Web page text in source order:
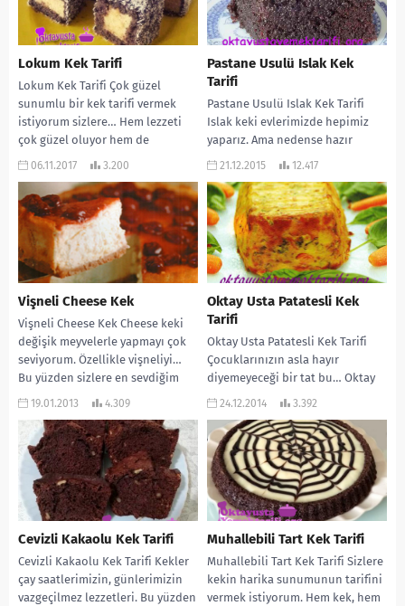
Lokum Kek Tarifi
Lokum Kek Tarifi Çok güzel
sunumlu bir kek tarifi vermek
istiyorum sizlere… Hem lezzeti
çok güzel oluyor hem de
dediğim...
06.11.2017 3.200
Pastane Usulü Islak Kek
Tarifi
Pastane Usulü Islak Kek Tarifi
Islak keki evlerimizde hepimiz
yaparız. Ama nedense hazır
aldıklarımızı daha çok severiz.
21.12.2015 12.417
Vişneli Cheese Kek
Vişneli Cheese Kek Cheese keki
değişik meyvelerle yapmayı çok
seviyorum. Özellikle vişneliyi…
Bu yüzden sizlere en sevdiğim
tarifi veriyorum. MALZEMELERİ:...
19.01.2013 4.309
Oktay Usta Patatesli Kek
Tarifi
Oktay Usta Patatesli Kek Tarifi
Çocuklarınızın asla hayır
diyemeyeceği bir tat bu… Oktay
Usta’nın çok lezzetli ve pratik bir
24.12.2014 3.392
Cevizli Kakaolu Kek Tarifi
Cevizli Kakaolu Kek Tarifi Kekler
çay saatlerimizin, günlerimizin
vazgeçilmez lezzetleri. Bu yüzden
Muhallebili Tart Kek Tarifi
Muhallebili Tart Kek Tarifi Sizlere
kekin harika sunumunun tarifini
vermek istiyorum. Hem kek, hem